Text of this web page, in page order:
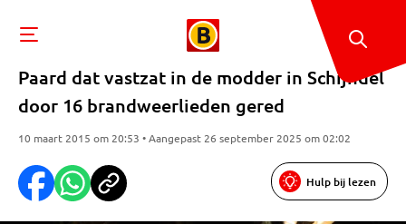
Paard dat vastzat in de modder in Schijndel
door 16 brandweerlieden gered
10 maart 2015 om 20:53 • Aangepast 26 september 2025 om 02:02
Hulp bij lezen